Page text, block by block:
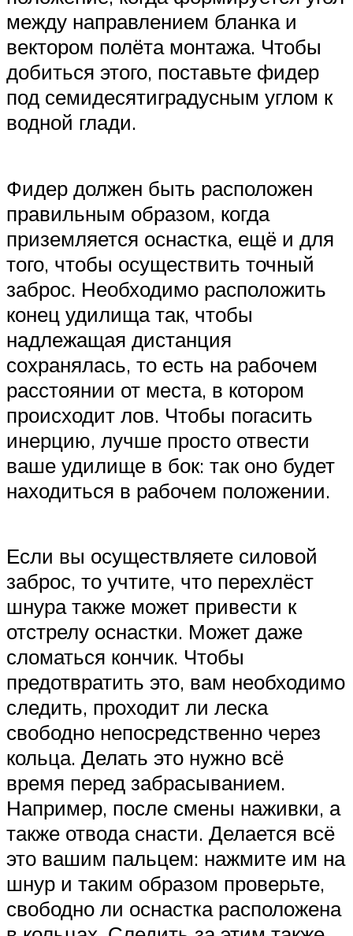
между направлением бланка и
вектором полёта монтажа. Чтобы
добиться этого, поставьте фидер
под семидесятиградусным углом к
водной глади.
Фидер должен быть расположен
правильным образом, когда
приземляется оснастка, ещё и для
того, чтобы осуществить точный
заброс. Необходимо расположить
конец удилища так, чтобы
надлежащая дистанция
сохранялась, то есть на рабочем
расстоянии от места, в котором
происходит лов. Чтобы погасить
инерцию, лучше просто отвести
ваше удилище в бок: так оно будет
находиться в рабочем положении.
Если вы осуществляете силовой
заброс, то учтите, что перехлёст
шнура также может привести к
отстрелу оснастки. Может даже
сломаться кончик. Чтобы
предотвратить это, вам необходимо
следить, проходит ли леска
свободно непосредственно через
кольца. Делать это нужно всё
время перед забрасыванием.
Например, после смены наживки, а
также отвода снасти. Делается всё
это вашим пальцем: нажмите им на
шнур и таким образом проверьте,
свободно ли оснастка расположена